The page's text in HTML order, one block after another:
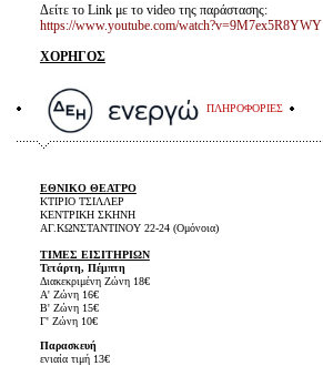
Δείτε το Link με το video της παράστασης:
https://www.youtube.com/watch?v=9M7ex5R8YWY
ΧΟΡΗΓΟΣ
ΠΛΗΡΟΦΟΡΙΕΣ
ΕΘΝΙΚΟ ΘΕΑΤΡΟ
ΚΤΙΡΙΟ ΤΣΙΛΛΕΡ
ΚΕΝΤΡΙΚΗ ΣΚΗΝΗ
ΑΓ.ΚΩΝΣΤΑΝΤΙΝΟΥ 22-24 (Ομόνοια)
ΤΙΜΕΣ ΕΙΣΙΤΗΡΙΩΝ
Τετάρτη, Πέμπτη
Διακεκριμένη Ζώνη 18€
Α' Ζώνη 16€
Β' Ζώνη 15€
Γ' Ζώνη 10€
Παρασκευή
ενιαία τιμή 13€